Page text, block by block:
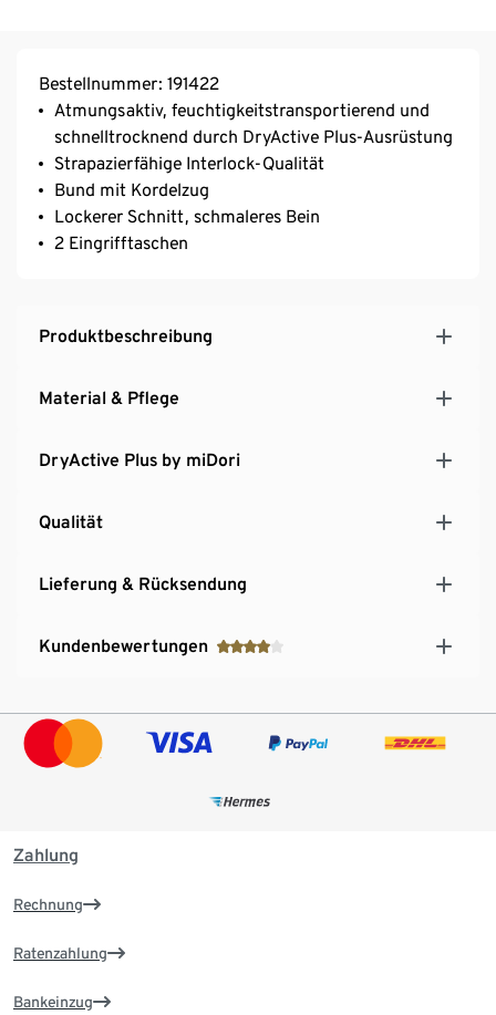
Bestellnummer: 191422
Atmungsaktiv, feuchtigkeitstransportierend und
schnelltrocknend durch DryActive Plus-Ausrüstung
Strapazierfähige Interlock-Qualität
Bund mit Kordelzug
Lockerer Schnitt, schmaleres Bein
2 Eingrifftaschen
Produktbeschreibung
Material & Pflege
DryActive Plus by miDori
Qualität
Lieferung & Rücksendung
Kundenbewertungen
Zahlung
Rechnung
Ratenzahlung
Bankeinzug